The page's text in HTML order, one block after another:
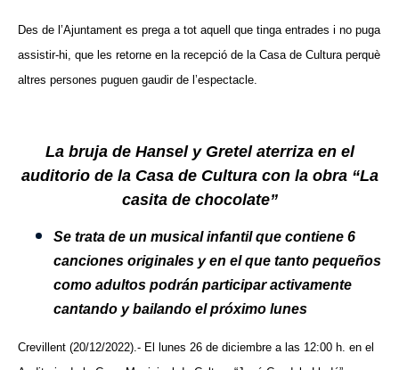
Des de l’Ajuntament es prega a tot aquell que tinga entrades i no puga
assistir-hi, que les retorne en la recepció de la Casa de Cultura perquè
altres persones puguen gaudir de l’espectacle.
La bruja de Hansel y Gretel aterriza en el
auditorio de la Casa de Cultura con la obra “La
casita de chocolate”
Se trata de un musical infantil que contiene 6
canciones originales y en el que tanto pequeños
como adultos podrán participar activamente
cantando y bailando el próximo lunes
Crevillent (20/12/2022).- El lunes 26 de diciembre a las 12:00 h. en el